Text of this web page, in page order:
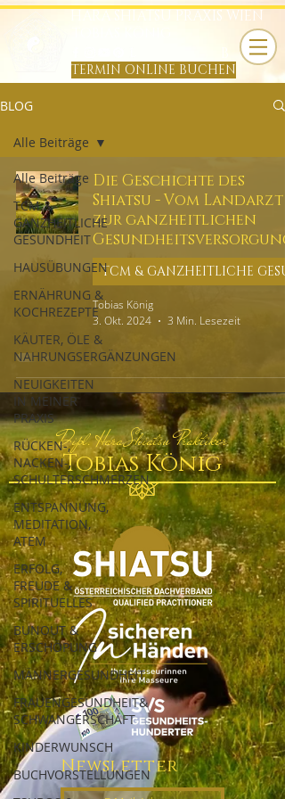
HARA SHIATSU PRAXIS WIEN
TERMIN ONLINE BUCHEN
BLOG
Alle Beiträge
TCM &
GANZHEITLICHE
GESUNDHEIT
HAUSÜBUNGEN
ERNÄHRUNG &
KOCHREZEPTE
KÄUTER, ÖLE &
NAHRUNGSERGÄNZUNGEN
NEUIGKEITEN
IN MEINER
PRAXIS
RÜCKEN-,
NACKEN-,
SCHULTERSCHMERZEN
ENTSPANNUNG,
MEDITATION,
ATEM
ERFOLG,
FREUDE &
SPIRITUELLES
BUNOUT &
ERSCHÖPUNG
MÄNNERGESUNDHEIT
FRAUENGESUNDHEIT&
SCHWANGERSCHAFT
KINDERWUNSCH
BUCHVORSTELLUNGEN
Alle Beiträge
Die Geschichte des
Shiatsu - Vom Landarzt
zur ganzheitlichen
Gesundheitsversorgung
Tobias König
3. Okt. 2024
3 Min. Lesezeit
Dipl. Hara Shiatsu Praktiker
Tobias König
Newsletter